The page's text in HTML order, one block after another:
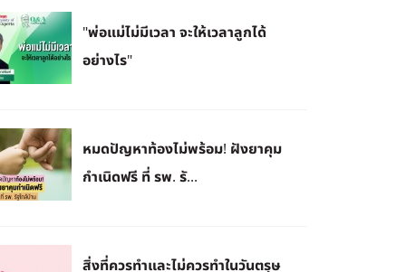
"พ่อแม่ไม่มีเวลา จะให้เวลาลูกได้
อย่างไร"
หมดปัญหาท้องไม่พร้อม! ฝังยาคุม
กำเนิดฟรี ที่ รพ. รั...
สิ่งที่ควรทำและไม่ควรทำในวันตรุษ